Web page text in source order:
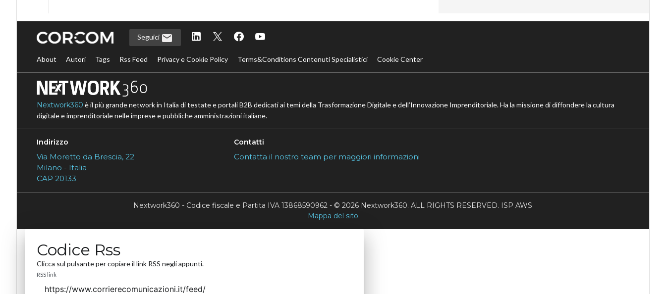
Seguici
About Autori Tags Rss Feed Privacy e Cookie Policy Terms&Conditions Contenuti Specialistici Cookie Center
Nextwork360 è il più grande network in Italia di testate e portali B2B dedicati ai temi della Trasformazione Digitale e dell’Innovazione Imprenditoriale. Ha la missione di diffondere la cultura
digitale e imprenditoriale nelle imprese e pubbliche amministrazioni italiane.
Indirizzo
Via Moretto da Brescia, 22
Milano - Italia
CAP 20133
Contatti
Contatta il nostro team per maggiori informazioni
Nextwork360 - Codice fiscale e Partita IVA 13868590962 - © 2026 Nextwork360. ALL RIGHTS RESERVED. ISP AWS
Mappa del sito
Codice Rss
Clicca sul pulsante per copiare il link RSS negli appunti.
RSS link